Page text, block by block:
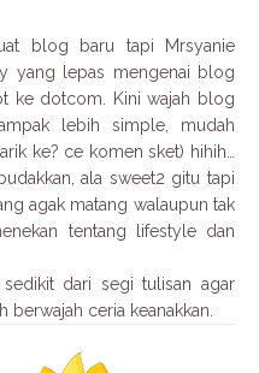
blog baru tapi Mrsyanie
yang lepas mengenai blog
ke dotcom. Kini wajah blog
lebih simple, mudah
ke? ce komen sket) hihih…
ala sweet2 gitu tapi
agak matang walaupun tak
tentang lifestyle dan
dari segi tulisan agar
ceria keanakkan.